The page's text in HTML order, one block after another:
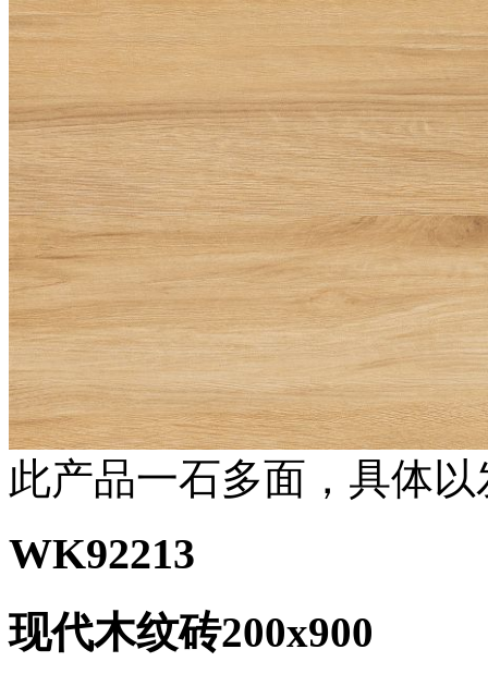
此产品一石多面，具体
WK92213
现代木纹砖200x900